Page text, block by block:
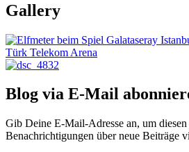
Gallery
Blog via E-Mail
Gib Deine E-Mail-Adresse an, um
Benachrichtigungen über neue Beiträge